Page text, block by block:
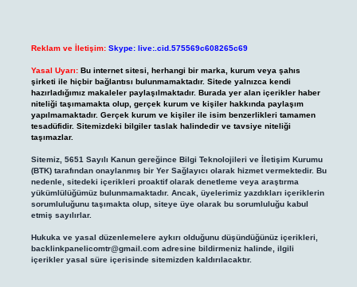
Reklam ve İletişim: Skype: live:.cid.575569c608265c69
Yasal Uyarı: Bu internet sitesi, herhangi bir marka, kurum veya şahıs
şirketi ile hiçbir bağlantısı bulunmamaktadır. Sitede yalnızca kendi
hazırladığımız makaleler paylaşılmaktadır. Burada yer alan içerikler haber
niteliği taşımamakta olup, gerçek kurum ve kişiler hakkında paylaşım
yapılmamaktadır. Gerçek kurum ve kişiler ile isim benzerlikleri tamamen
tesadüfidir. Sitemizdeki bilgiler taslak halindedir ve tavsiye niteliği
taşımazlar.
Sitemiz, 5651 Sayılı Kanun gereğince Bilgi Teknolojileri ve İletişim Kurumu
(BTK) tarafından onaylanmış bir Yer Sağlayıcı olarak hizmet vermektedir. Bu
nedenle, sitedeki içerikleri proaktif olarak denetleme veya araştırma
yükümlülüğümüz bulunmamaktadır. Ancak, üyelerimiz yazdıkları içeriklerin
sorumluluğunu taşımakta olup, siteye üye olarak bu sorumluluğu kabul
etmiş sayılırlar.
Hukuka ve yasal düzenlemelere aykırı olduğunu düşündüğünüz içerikleri,
backlinkpanelicomtr@gmail.comadresine bildirmeniz halinde, ilgili
içerikler yasal süre içerisinde sitemizden kaldırılacaktır.